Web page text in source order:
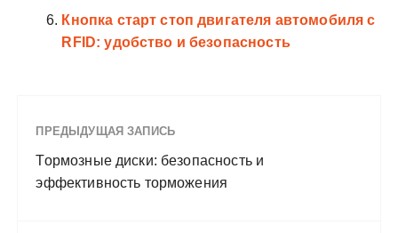
Кнопка старт стоп двигателя автомобиля с
RFID: удобство и безопасность
ПРЕДЫДУЩАЯ ЗАПИСЬ
Тормозные диски: безопасность и
эффективность торможения